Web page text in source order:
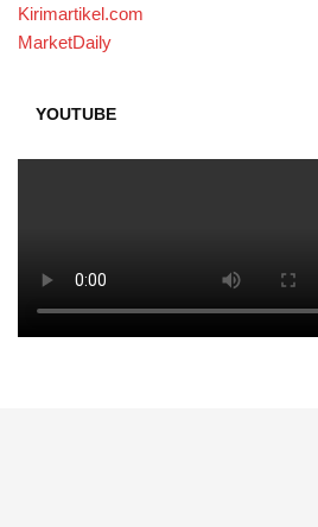
Kirimartikel.com
MarketDaily
YOUTUBE